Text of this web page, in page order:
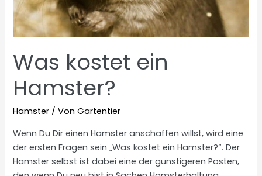
Was kostet ein
Hamster?
Hamster / VonGartentier
Wenn Du Dir einen Hamster anschaffen willst, wird eine
der ersten Fragen sein „Was kostet ein Hamster?“. Der
Hamster selbst ist dabei eine der günstigeren Posten,